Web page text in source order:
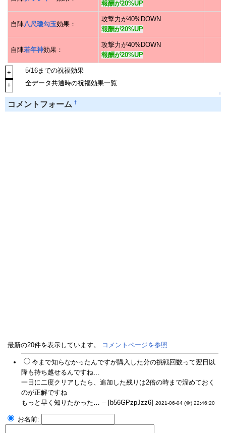
報酬が20%UP
自陣八尺瓊勾玉効果：
攻撃力が40%DOWN
報酬が20%UP
自陣若年神効果：
攻撃力が40%DOWN
報酬が20%UP
+
5/16までの祝福効果
+
全データ共通時の祝福効果一覧
↑
コメントフォーム †
最新の20件を表示しています。 コメントページを参照
今まで知らなかったんですが購入した分の挑戦回数って翌日以
降も持ち越せるんですね…
一日に二度クリアしたら、追加した残りは2倍の時まで溜めておく
のが正解ですね
もっと早く知りたかった… -- [b56GPzpJzz6] 2021-06-04 (金) 22:46:20
お名前: